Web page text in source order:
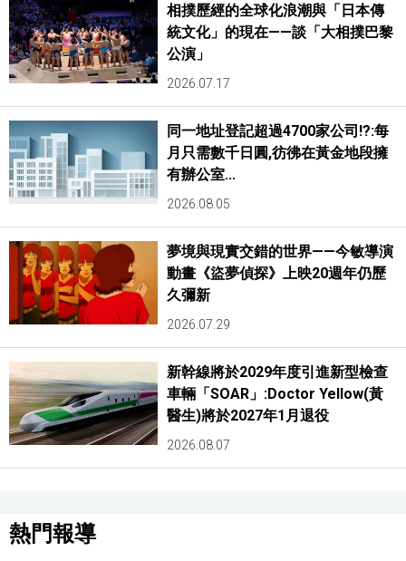
相撲歷經的全球化浪潮與「日本傳
統文化」的現在——談「大相撲巴黎
公演」
2026.07.17
同一地址登記超過4700家公司!?:每
月只需數千日圓,彷彿在黃金地段擁
有辦公室...
2026.08.05
夢境與現實交錯的世界——今敏導演
動畫《盜夢偵探》上映20週年仍歷
久彌新
2026.07.29
新幹線將於2029年度引進新型檢查
車輛「SOAR」:Doctor Yellow(黃
醫生)將於2027年1月退役
2026.08.07
熱門報導